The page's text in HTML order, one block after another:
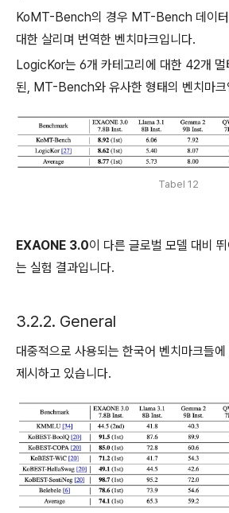
KoMT-Bench의 경우 MT-Bench 데이터
대한 살리며 번역한 벤치마크입니다.
LogicKor는 6개 카테고리에 대한 42개 멀
된, MT-Bench와 유사한 형태의 벤치마크
Tabel 12
EXAONE 3.0이 다른 글로벌 모델 대비
는 실험 결과입니다.
3.2.2. General
대중적으로 사용되는 한국어 벤치마크들
제시하고 있습니다.